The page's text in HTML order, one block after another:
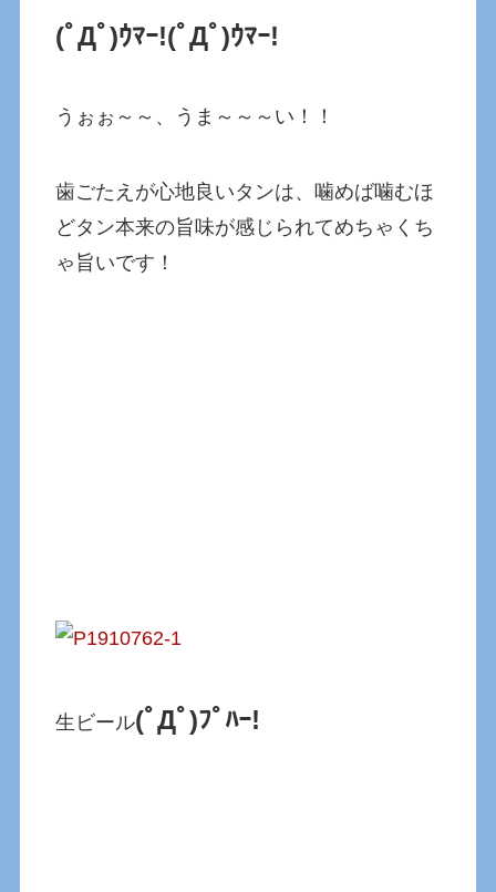
(ﾟДﾟ)ｳﾏｰ!(ﾟДﾟ)ｳﾏｰ!
うぉぉ～～、うま～～～い！！
歯ごたえが心地良いタンは、噛めば噛むほ
どタン本来の旨味が感じられてめちゃくち
ゃ旨いです！
生ビール(ﾟДﾟ)ﾌﾟﾊｰ!